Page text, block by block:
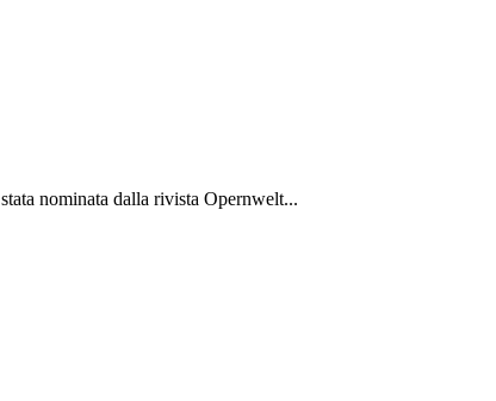
nominata dalla rivista Opernwelt...